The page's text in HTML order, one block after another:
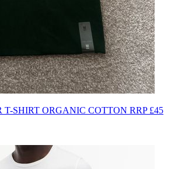
SHIRT ORGANIC COTTON RRP £45